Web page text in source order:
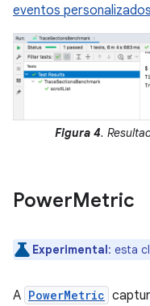
eventos personalizados
Figura 4.
PowerMetric
Experimental : esta
A PowerMetric